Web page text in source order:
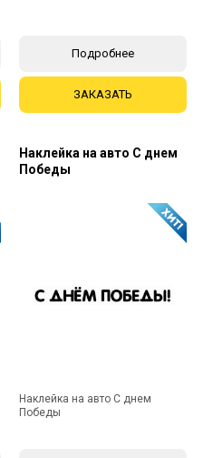
Подробнее
ЗАКАЗАТЬ
Наклейка на авто С днем
Победы
Наклейка на авто С днем
Победы